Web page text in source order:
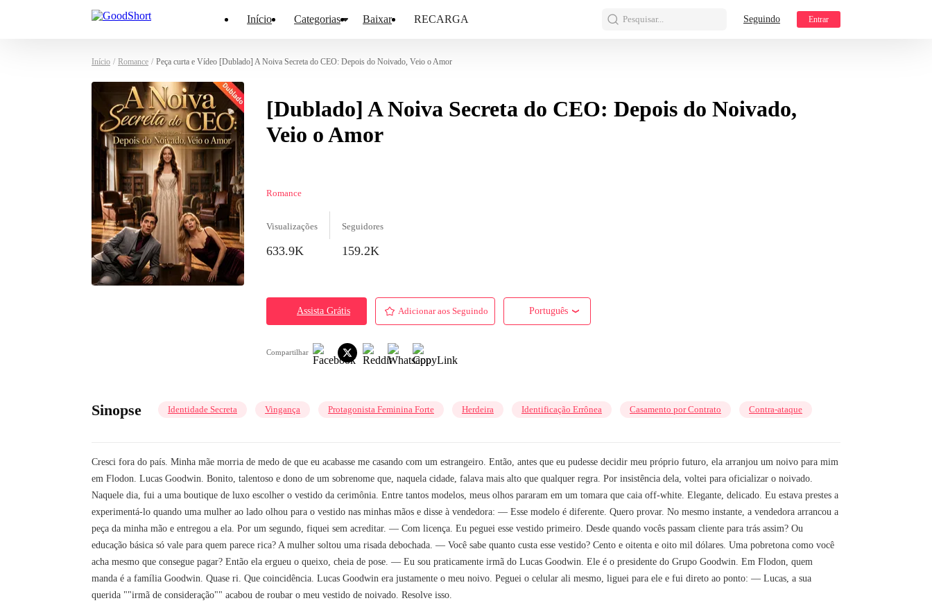
Início Categorias Baixar RECARGA Pesquisar... Seguindo Entrar
Início / Romance / Peça curta e Vídeo [Dublado] A Noiva Secreta do CEO: Depois do Noivado, Veio o Amor
[Dublado] A Noiva Secreta do CEO: Depois do Noivado,
Veio o Amor
Romance
Visualizações
633.9K
Seguidores
159.2K
Assista Grátis Adicionar aos Seguindo Português
Compartilhar
Sinopse Identidade Secreta Vingança Protagonista Feminina Forte Herdeira Identificação Errônea Casamento por Contrato Contra-ataque
Cresci fora do país. Minha mãe morria de medo de que eu acabasse me casando com um estrangeiro. Então, antes que eu pudesse decidir meu próprio futuro, ela arranjou um noivo para mim
em Flodon. Lucas Goodwin. Bonito, talentoso e dono de um sobrenome que, naquela cidade, falava mais alto que qualquer regra. Por insistência dela, voltei para oficializar o noivado.
Naquele dia, fui a uma boutique de luxo escolher o vestido da cerimônia. Entre tantos modelos, meus olhos pararam em um tomara que caia off-white. Elegante, delicado. Eu estava prestes a
experimentá-lo quando uma mulher ao lado olhou para o vestido nas minhas mãos e disse à vendedora: — Esse modelo é diferente. Quero provar. No mesmo instante, a vendedora arrancou a
peça da minha mão e entregou a ela. Por um segundo, fiquei sem acreditar. — Com licença. Eu peguei esse vestido primeiro. Desde quando vocês passam cliente para trás assim? Ou
educação básica só vale para quem parece rica? A mulher soltou uma risada debochada. — Você sabe quanto custa esse vestido? Cento e oitenta e oito mil dólares. Uma pobretona como você
acha mesmo que consegue pagar? Então ela ergueu o queixo, cheia de pose. — Eu sou praticamente irmã do Lucas Goodwin. Ele é o presidente do Grupo Goodwin. Em Flodon, quem
manda é a família Goodwin. Quase ri. Que coincidência. Lucas Goodwin era justamente o meu noivo. Peguei o celular ali mesmo, liguei para ele e fui direto ao ponto: — Lucas, a sua
querida ""irmã de consideração"" acabou de roubar o meu vestido de noivado. Resolve isso.